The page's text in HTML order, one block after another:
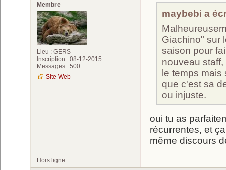
Membre
Lieu : GERS
Inscription : 08-12-2015
Messages : 500
Site Web
maybebi a
Giachino" sur
saison pour
nouveau
le temps
que c'est sa
ou injuste.
oui tu as
récurrentes, et
même discours
Hors ligne